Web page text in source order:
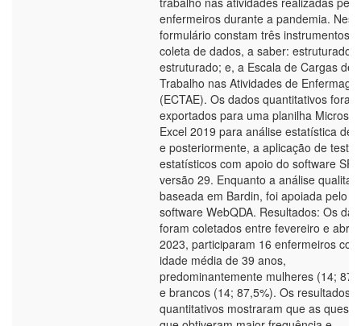
enfermeiros durante a pandemia.
formulário constam três instrumentos
coleta de dados, a saber: estruturado;
estruturado; e, a Escala de Cargas de
Trabalho nas Atividades de
(ECTAE). Os dados quantitativos foram
exportados para uma planilha Microsoft
Excel 2019 para análise estatística
e posteriormente, a aplicação de testes
estatísticos com apoio do software
versão 29. Enquanto a análise
baseada em Bardin, foi apoiada pelo
software WebQDA. Resultados: Os
foram coletados entre fevereiro e abril
2023, participaram 16 enfermeiros com
idade média de 39 anos,
predominantemente mulheres (14;
e brancos (14; 87,5%). Os resultados
quantitativos mostraram que as